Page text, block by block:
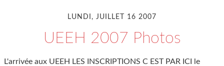
LUNDI, JUILLET 16 2007
UEEH 2007 Photos
L'arrivée aux UEEH LES INSCRIPTIONS C EST PAR ICI le